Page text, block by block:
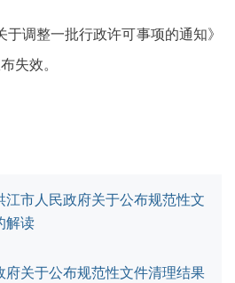
于调整一批行政许可事项的通知》
失效。
市人民政府关于公布规范性文
解读
关于公布规范性文件清理结果